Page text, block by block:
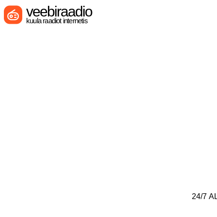
veebiraadio
kuula raadiot internetis
24/7